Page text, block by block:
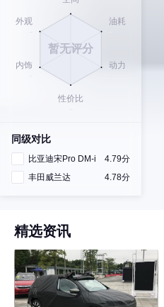
同级对比
比亚迪宋Pro DM-i
4.79分
丰田威兰达
4.78分
精选资讯